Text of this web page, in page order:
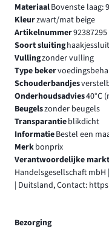
MateriaalBovenste laag:
Kleurzwart/mat beige
Artikelnummer92387295
Soort sluiting
Vullingzonder vulling
Type bekervoedingsbeha
Schouderbandjes
Onderhoudsadvies40°C
Beugelszonder beugels
Transparantieblikdicht
InformatieBestel een
Merkbonprix
Verantwoordelijke
Handelsgesellschaft
| Duitsland, Contact:
Bezorging